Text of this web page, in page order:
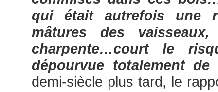
qui était autrefois une
mâtures des
charpente…court le
dépourvue totalement
demi-siècle plus tard, le